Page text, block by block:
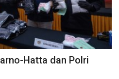
Hatta dan Polri